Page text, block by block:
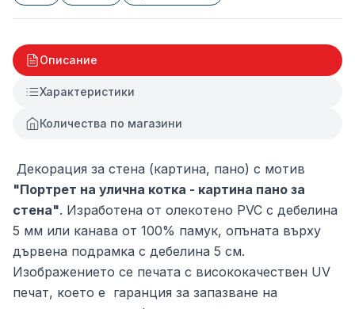
Описание
Характеристики
Количества по магазини
Декорация за стена (картина, пано) с мотив
"Портрет на улична котка - картина пано за
стена". Изработена от олекотено PVC с дебелина
5 мм или канава от 100% памук, опъната върху
дървена подрамка с дебелина 5 см.
Изображението се печата с висококачествен UV
печат, което е гаранция за запазване на